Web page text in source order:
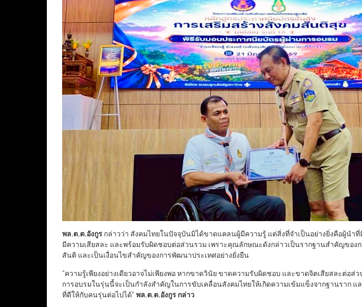
พล.ต.ต.อังกูร กล่าวว่า สังคมไทยในปัจจุบันมิได้ขาดแคลนผู้มีความรู้ แต่สิ่งที่จำเป็นอย่างยิ่งคือผู้นำ
มีความเสียสละ และพร้อมรับผิดชอบต่อส่วนรวม เพราะคุณลักษณะดังกล่าวเป็นรากฐานสำคัญของก
สันติ และเป็นเงื่อนไขสำคัญของการพัฒนาประเทศอย่างยั่งยืน
“ความรู้เพียงอย่างเดียวอาจไม่เพียงพอ หากขาดวินัย ขาดความรับผิดชอบ และขาดจิตเสียสละต่อส่
การอบรมในรุ่นนี้จะเป็นกำลังสำคัญในการขับเคลื่อนสังคมไทยให้เกิดความเข้มแข็งจากฐานราก แ
ที่ดีให้กับคนรุ่นต่อไปได้” พล.ต.ต.อังกูร กล่าว